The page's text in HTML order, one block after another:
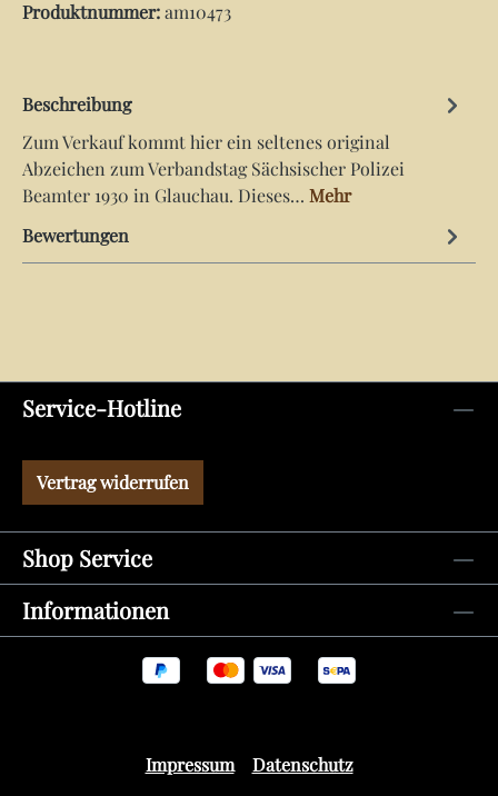
Produktnummer:am10473
Beschreibung
Zum Verkauf kommt hier ein seltenes original
Abzeichen zum Verbandstag Sächsischer Polizei
Beamter 1930 in Glauchau. Dieses… Mehr
Bewertungen
Service-Hotline
Vertrag widerrufen
Shop Service
Informationen
Impressum Datenschutz